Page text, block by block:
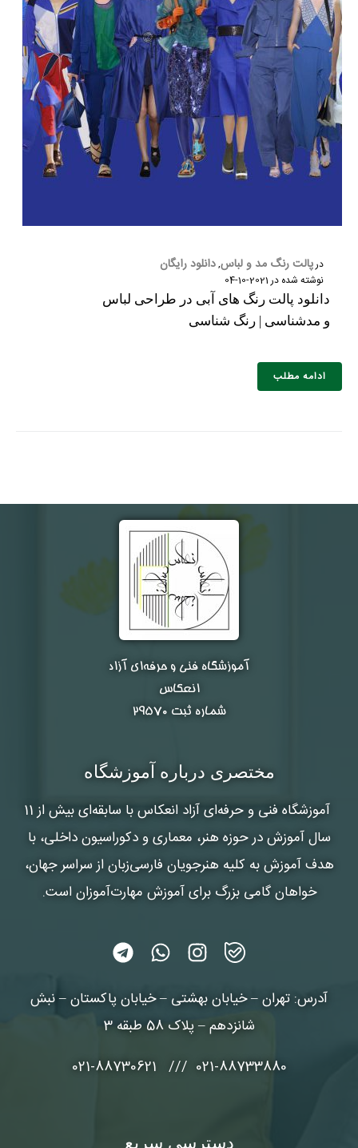
درپالت رنگ مد و لباس,دانلود رایگان
نوشته شده در2021-10-04
دانلود پالت رنگ های آبی در طراحی لباس
و مدشناسی | رنگ شناسی
ادامه مطلب
آموزشگاه فنی و حرفه‌ای آزاد
انعکاس
شماره ثبت ۲۹۵۷۰
مختصری درباره آموزشگاه
آموزشگاه فنی و حرفه‌ای آزاد انعکاس
با سابقه‌ای بیش از 11
سال آموزش در حوزه هنر، معماری و دکوراسیون داخلی، با
هدف آموزش به کلیه هنرجویان فارسی‌زبان از سراسر جهان،
خواهان گامی بزرگ برای آموزش مهارت‌آموزان است.
آدرس: تهران – خیابان بهشتی – خیابان پاکستان – نبش
شانزدهم – پلاک 58 طبقه 3
021-88733880 /// 021-88730621
دسترسی سریع